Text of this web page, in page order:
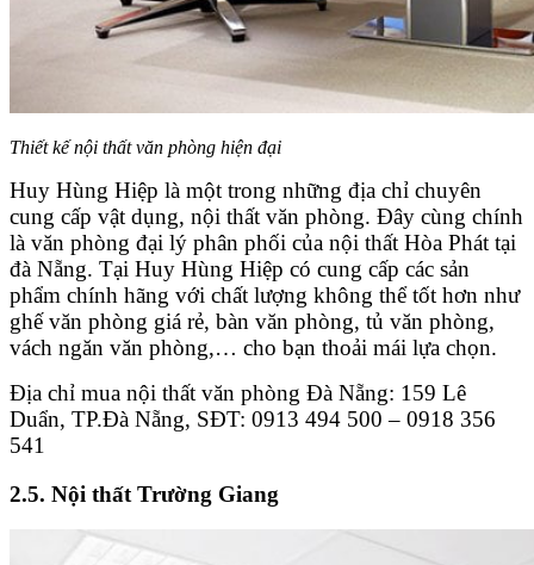
Thiết kế nội thất văn phòng hiện đại
Huy Hùng Hiệp là một trong những địa chỉ chuyên
cung cấp vật dụng, nội thất văn phòng. Đây cùng chính
là văn phòng đại lý phân phối của nội thất Hòa Phát tại
đà Nẵng. Tại Huy Hùng Hiệp có cung cấp các sản
phẩm chính hãng với chất lượng không thể tốt hơn như
ghế văn phòng giá rẻ, bàn văn phòng, tủ văn phòng,
vách ngăn văn phòng,… cho bạn thoải mái lựa chọn.
Địa chỉ mua nội thất văn phòng Đà Nẵng: 159 Lê
Duẩn, TP.Đà Nẵng, SĐT: 0913 494 500 – 0918 356
541
2.5. Nội thất Trường Giang